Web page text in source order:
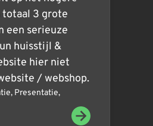
3 grote
een serieuze
huisstijl &
hier niet
/ webshop.
, Presentatie,